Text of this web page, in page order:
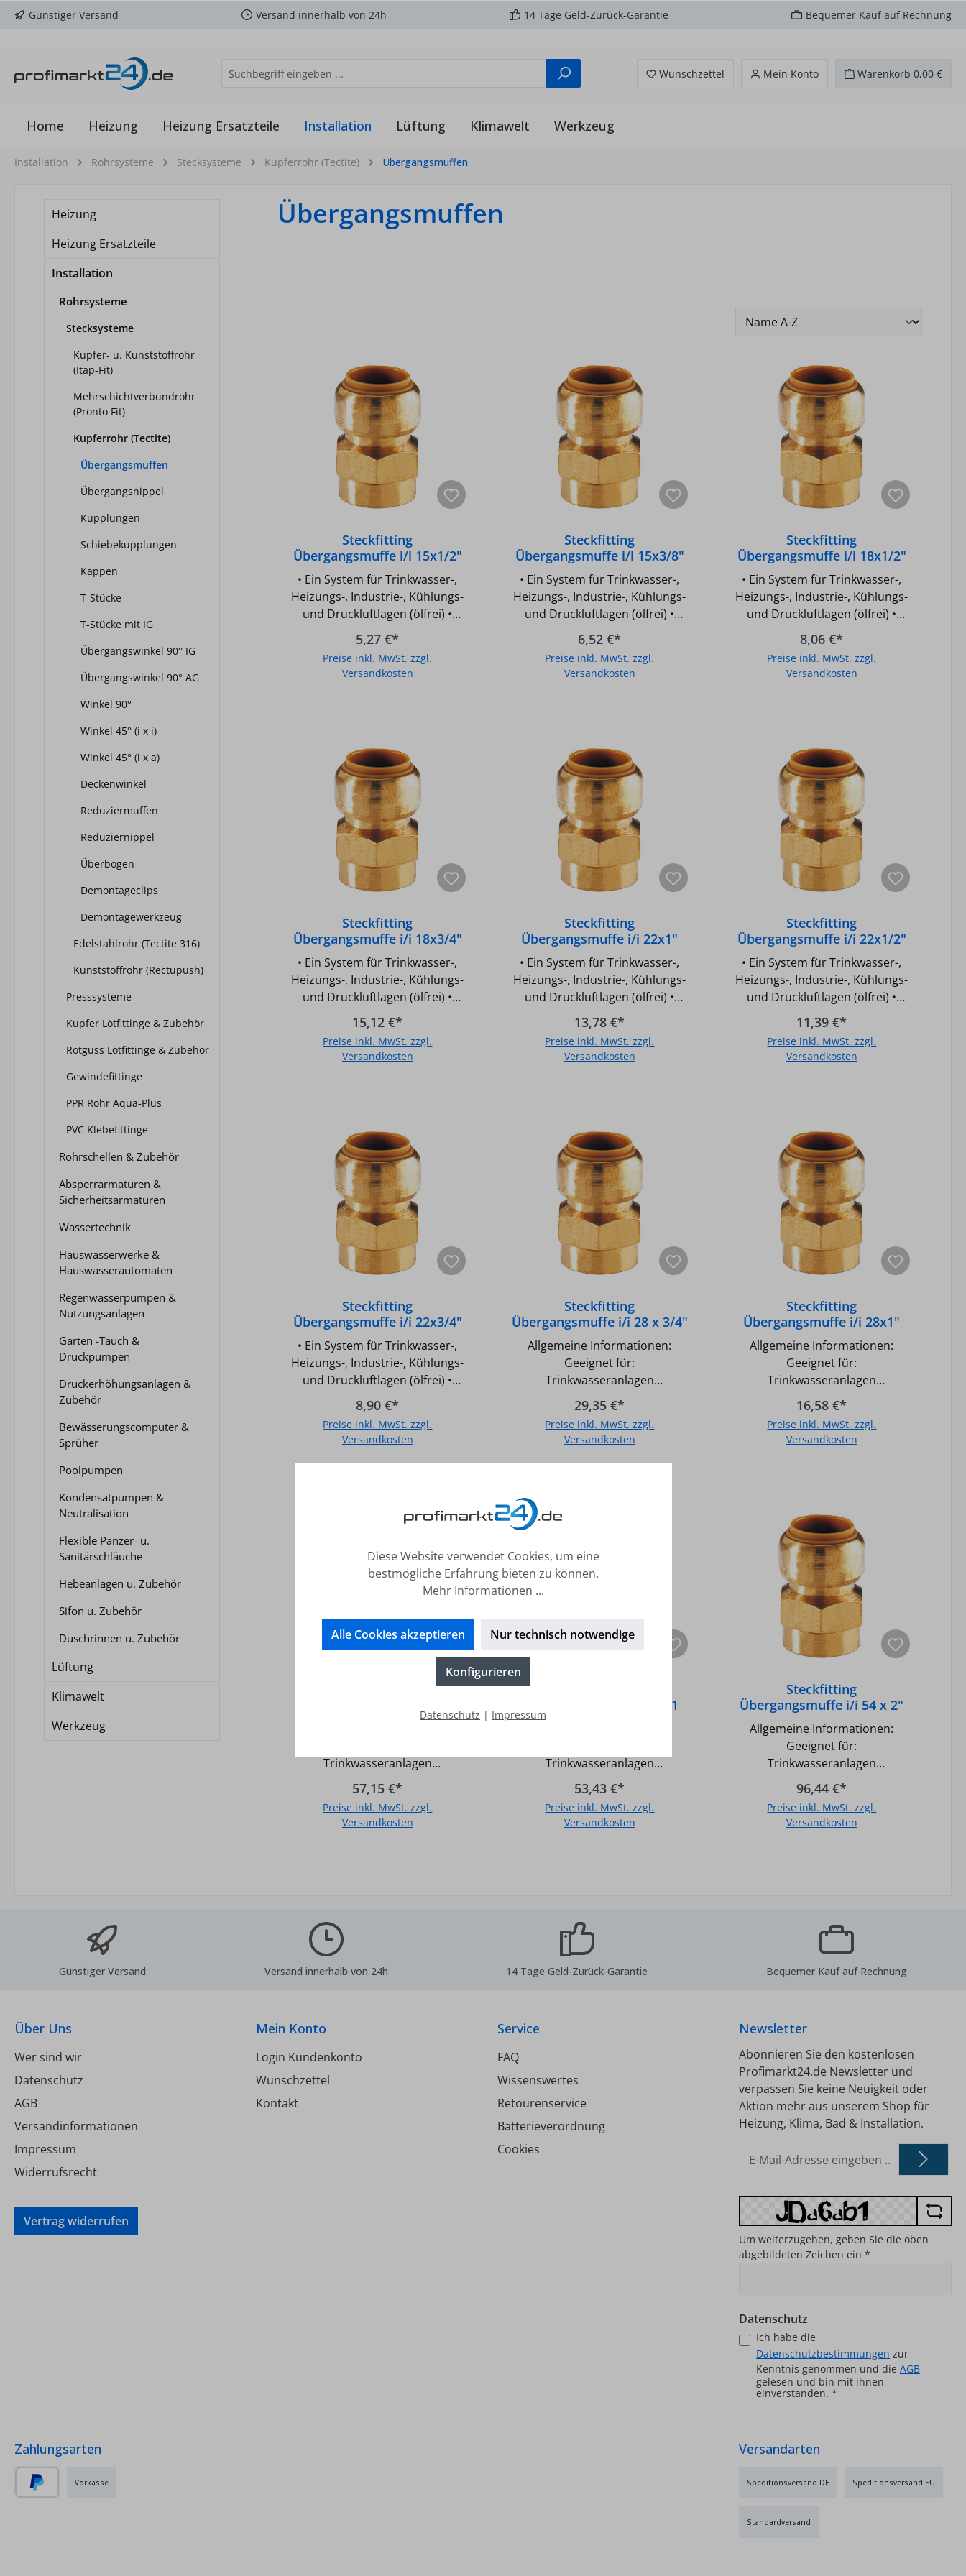
Hauptinhalt springen
Zur Suche springen
Zur Hauptnavigation springen
Günstiger Versand Versand innerhalb von 24h 14 Tage Geld-Zurück-Garantie Bequemer Kauf auf Rechnung
Wunschzettel Du hast 0 Produkte auf dem Merkzettel
Mein Konto Warenkorb 0,00 €
Home Heizung Heizung Ersatzteile Installation Lüftung Klimawelt Werkzeug
Installation Rohrsysteme Stecksysteme Kupferrohr (Tectite) Übergangsmuffen
Heizung
Heizung Ersatzteile
Installation
Rohrsysteme
Stecksysteme
Kupfer- u. Kunststoffrohr
(Itap-Fit)
Mehrschichtverbundrohr
(Pronto Fit)
Kupferrohr (Tectite)
Übergangsmuffen
Übergangsnippel
Kupplungen
Schiebekupplungen
Kappen
T-Stücke
T-Stücke mit IG
Übergangswinkel 90° IG
Übergangswinkel 90° AG
Winkel 90°
Winkel 45° (i x i)
Winkel 45° (i x a)
Deckenwinkel
Reduziermuffen
Reduziernippel
Überbogen
Demontageclips
Demontagewerkzeug
Edelstahlrohr (Tectite 316)
Kunststoffrohr (Rectupush)
Presssysteme
Kupfer Lötfittinge & Zubehör
Rotguss Lötfittinge & Zubehör
Gewindefittinge
PPR Rohr Aqua-Plus
PVC Klebefittinge
Rohrschellen & Zubehör
Absperrarmaturen &
Sicherheitsarmaturen
Wassertechnik
Hauswasserwerke &
Hauswasserautomaten
Regenwasserpumpen &
Nutzungsanlagen
Garten -Tauch &
Druckpumpen
Druckerhöhungsanlagen &
Zubehör
Bewässerungscomputer &
Sprüher
Poolpumpen
Kondensatpumpen &
Neutralisation
Flexible Panzer- u.
Sanitärschläuche
Hebeanlagen u. Zubehör
Sifon u. Zubehör
Duschrinnen u. Zubehör
Lüftung
Klimawelt
Werkzeug
Übergangsmuffen
Steckfitting
Übergangsmuffe i/i 15x1/2"
• Ein System für Trinkwasser-,
Heizungs-, Industrie-, Kühlungs-
und Druckluftlagen (ölfrei) •
Gemäß UBA-Positivliste für
Trinkwasser geeignet •
Unterputz einsetzbar •
Temperaturbeständigkeit: -20°C
Fittingkörper aus Messing bis 28
mm, aus Rotguss ab 35 mm •
Nicht für Gas- und
Solarinstallation geeignet
Hersteller Art-Nr.: T270G1512
DN 15 (1/2")
5,27 €*
Preise inkl. MwSt. zzgl.
Versandkosten
Steckfitting
Übergangsmuffe i/i 15x3/8"
• Ein System für Trinkwasser-,
Heizungs-, Industrie-, Kühlungs-
und Druckluftlagen (ölfrei) •
Gemäß UBA-Positivliste für
Trinkwasser geeignet •
Unterputz einsetzbar •
Temperaturbeständigkeit: -20°C
Fittingkörper aus Messing bis 28
mm, aus Rotguss ab 35 mm •
Nicht für Gas- und
Solarinstallation geeignet
Hersteller Art-Nr.: T270G1538
DN 10 (3/8")
6,52 €*
Preise inkl. MwSt. zzgl.
Versandkosten
Steckfitting
Übergangsmuffe i/i 18x1/2"
• Ein System für Trinkwasser-,
Heizungs-, Industrie-, Kühlungs-
und Druckluftlagen (ölfrei) •
Gemäß UBA-Positivliste für
Trinkwasser geeignet •
Unterputz einsetzbar •
Temperaturbeständigkeit: -20°C
Fittingkörper aus Messing bis 28
mm, aus Rotguss ab 35 mm •
Nicht für Gas- und
Solarinstallation geeignet
Hersteller Art-Nr.: T270G1812
8,06 €*
Preise inkl. MwSt. zzgl.
Versandkosten
Steckfitting
Übergangsmuffe i/i 18x3/4"
• Ein System für Trinkwasser-,
Heizungs-, Industrie-, Kühlungs-
und Druckluftlagen (ölfrei) •
Gemäß UBA-Positivliste für
Trinkwasser geeignet •
Unterputz einsetzbar •
Temperaturbeständigkeit: -20°C
Fittingkörper aus Messing bis 28
mm, aus Rotguss ab 35 mm •
Nicht für Gas- und
Solarinstallation geeignet
Hersteller Art-Nr.: T270G1834
DN 20 (3/4")
15,12 €*
Preise inkl. MwSt. zzgl.
Versandkosten
Steckfitting
Übergangsmuffe i/i 22x1"
• Ein System für Trinkwasser-,
Heizungs-, Industrie-, Kühlungs-
und Druckluftlagen (ölfrei) •
Gemäß UBA-Positivliste für
Trinkwasser geeignet •
Unterputz einsetzbar •
Temperaturbeständigkeit: -20°C
Fittingkörper aus Messing bis 28
mm, aus Rotguss ab 35 mm •
Nicht für Gas- und
Solarinstallation geeignet
Hersteller Art-Nr.: T270G221
13,78 €*
Preise inkl. MwSt. zzgl.
Versandkosten
Steckfitting
Übergangsmuffe i/i 22x1/2"
• Ein System für Trinkwasser-,
Heizungs-, Industrie-, Kühlungs-
und Druckluftlagen (ölfrei) •
Gemäß UBA-Positivliste für
Trinkwasser geeignet •
Unterputz einsetzbar •
Temperaturbeständigkeit: -20°C
Fittingkörper aus Messing bis 28
mm, aus Rotguss ab 35 mm •
Nicht für Gas- und
Solarinstallation geeignet
Hersteller Art-Nr.: T270G2212
DN 15 (1/2")
11,39 €*
Preise inkl. MwSt. zzgl.
Versandkosten
Steckfitting
Übergangsmuffe i/i 22x3/4"
• Ein System für Trinkwasser-,
Heizungs-, Industrie-, Kühlungs-
und Druckluftlagen (ölfrei) •
Gemäß UBA-Positivliste für
Trinkwasser geeignet •
Unterputz einsetzbar •
Temperaturbeständigkeit: -20°C
bis +90°C • Druckbeständigkeit:
Fittingkörper aus Messing bis 28
Nicht für Gas- und
Solarinstallation geeignet
DN 20 (3/4")
8,90 €*
Preise inkl. MwSt. zzgl.
Versandkosten
In den Warenkorb
Steckfitting
Übergangsmuffe i/i 28 x 3/4"
Allgemeine Informationen:
Geeignet für:
Trinkwasseranlagen
Heizungsanlagen
Industrieanlagen Kühlungs- und
Druckluftanlagen (ölfrei)
Unterputz einsetzbar Gemäß
UBA-Positivliste für Trinkwasser
Messing bis 28mm, aus Rotguss
ab 35mm O-Ring aus EPDM
Halteelement aus Edelstahl
Nicht für Gas- und
Solarinstallationen geeignet!
Technische Daten Steckfitting
Temperatur max.: -20°C bis
29,35 €*
Preise inkl. MwSt. zzgl.
Versandkosten
In den Warenkorb
Steckfitting
Übergangsmuffe i/i 28x1"
Allgemeine Informationen:
Geeignet für:
Trinkwasseranlagen
Heizungsanlagen
Industrieanlagen Kühlungs- und
Druckluftanlagen (ölfrei)
Unterputz einsetzbar Gemäß
ab 35mm O-Ring aus EPDM
Halteelement aus Edelstahl
Nicht für Gas- und
Solarinstallationen geeignet!
Technische Daten Steckfitting
Übergangsmuffe i/i 28mm x 1"
Druckbeständigkeit: 10 bar
Temperatur max.: -20°C bis
+90°C
16,58 €*
Preise inkl. MwSt. zzgl.
Versandkosten
Trinkwasseranlagen
Heizungsanlagen
Industrieanlagen Kühlungs- und
Druckluftanlagen (ölfrei)
Unterputz einsetzbar Gemäß
Halteelement aus Edelstahl
Nicht für Gas- und
Solarinstallationen geeignet!
Technische Daten Steckfitting
Temperatur max.: -20°C bis
57,15 €*
Preise inkl. MwSt. zzgl.
Versandkosten
Übergangsmuffe i/i 42 x 1
Trinkwasseranlagen
Heizungsanlagen
Industrieanlagen Kühlungs- und
Druckluftanlagen (ölfrei)
Unterputz einsetzbar Gemäß
Halteelement aus Edelstahl
Nicht für Gas- und
Solarinstallationen geeignet!
Technische Daten Steckfitting
53,43 €*
Preise inkl. MwSt. zzgl.
Versandkosten
Steckfitting
Übergangsmuffe i/i 54 x 2"
Allgemeine Informationen:
Geeignet für:
Trinkwasseranlagen
Heizungsanlagen
Industrieanlagen Kühlungs- und
Druckluftanlagen (ölfrei)
Unterputz einsetzbar Gemäß
Nicht für Gas- und
Solarinstallationen geeignet!
Technische Daten Steckfitting
Temperatur max.: -20°C bis
96,44 €*
Preise inkl. MwSt. zzgl.
Versandkosten
Günstiger Versand Versand innerhalb von 24h 14 Tage Geld-Zurück-Garantie Bequemer Kauf auf Rechnung
Über Uns
Wer sind wir
Datenschutz
AGB
Versandinformationen
Impressum
Widerrufsrecht
Vertrag widerrufen
Mein Konto
Login Kundenkonto
Wunschzettel
Kontakt
Service
FAQ
Wissenswertes
Retourenservice
Batterieverordnung
Cookies
Newsletter
Abonnieren Sie den kostenlosen
Profimarkt24.de Newsletter und
verpassen Sie keine Neuigkeit oder
Aktion mehr aus unserem Shop für
Heizung, Klima, Bad & Installation.
Mail-
*
Um weiterzugehen, geben Sie die oben
abgebildeten Zeichen ein *
Datenschutz
Ich habe die
Datenschutzbestimmungen zur
Kenntnis genommen und die AGB
gelesen und bin mit ihnen
einverstanden. *
Zahlungsarten
Vorkasse
Versandarten
Standardversand
Speditionsversand DE Speditionsversand EU
Diese Website verwendet Cookies, um eine
bestmögliche Erfahrung bieten zu können.
Mehr Informationen ...
Alle Cookies akzeptieren Nur technisch notwendige
Konfigurieren
Datenschutz | Impressum